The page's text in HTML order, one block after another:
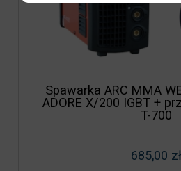
Spawarka ARC MMA
ADORE X/200 IGBT +
T-700
685,00 zł